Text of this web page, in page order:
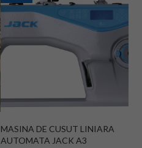
MASINA DE CUSUT LINIARA
AUTOMATA JACK A3